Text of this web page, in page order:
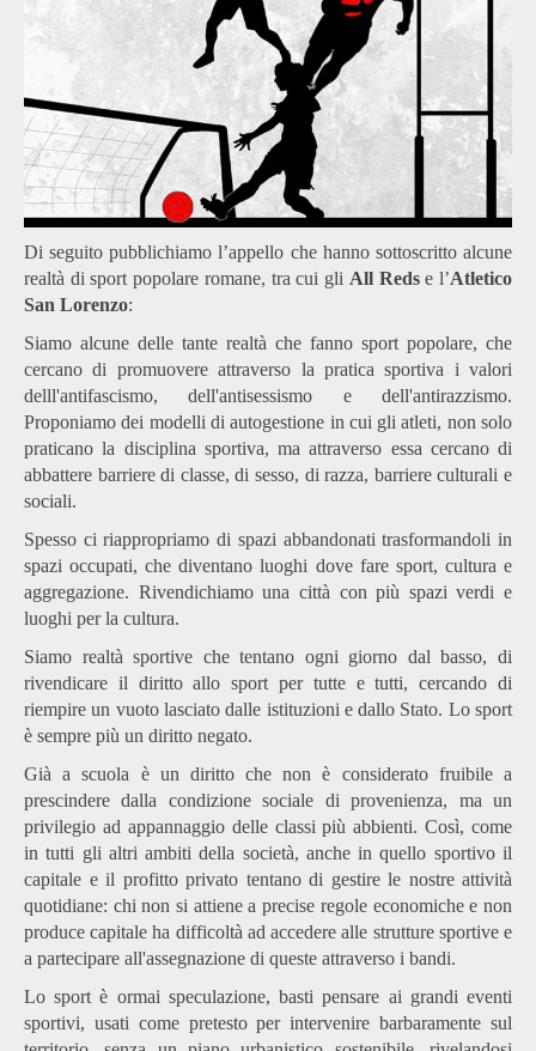
Di seguito pubblichiamo l’appello che hanno sottoscritto alcune
realtà di sport popolare romane, tra cui gli All Redse l’Atletico
San Lorenzo:
Siamo alcune delle tante realtà che fanno sport popolare, che
cercano di promuovere attraverso la pratica sportiva i valori
delll'antifascismo, dell'antisessismo e dell'antirazzismo.
Proponiamo dei modelli di autogestione in cui gli atleti, non solo
praticano la disciplina sportiva, ma attraverso essa cercano di
abbattere barriere di classe, di sesso, di razza, barriere culturali e
sociali.
Spesso ci riappropriamo di spazi abbandonati trasformandoli in
spazi occupati, che diventano luoghi dove fare sport, cultura e
aggregazione. Rivendichiamo una città con più spazi verdi e
luoghi per la cultura.
Siamo realtà sportive che tentano ogni giorno dal basso, di
rivendicare il diritto allo sport per tutte e tutti, cercando di
riempire un vuoto lasciato dalle istituzioni e dallo Stato. Lo sport
è sempre più un diritto negato.
Già a scuola è un diritto che non è considerato fruibile a
prescindere dalla condizione sociale di provenienza, ma un
privilegio ad appannaggio delle classi più abbienti. Così, come
in tutti gli altri ambiti della società, anche in quello sportivo il
capitale e il profitto privato tentano di gestire le nostre attività
quotidiane: chi non si attiene a precise regole economiche e non
produce capitale ha difficoltà ad accedere alle strutture sportive e
a partecipare all'assegnazione di queste attraverso i bandi.
Lo sport è ormai speculazione, basti pensare ai grandi eventi
sportivi, usati come pretesto per intervenire barbaramente sul